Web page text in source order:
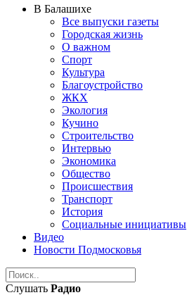
В Балашихе
Все выпуски газеты
Городская жизнь
О важном
Спорт
Культура
Благоустройство
ЖКХ
Экология
Кучино
Строительство
Интервью
Экономика
Общество
Происшествия
Транспорт
История
Социальные инициативы
Видео
Новости Подмосковья
Слушать Радио